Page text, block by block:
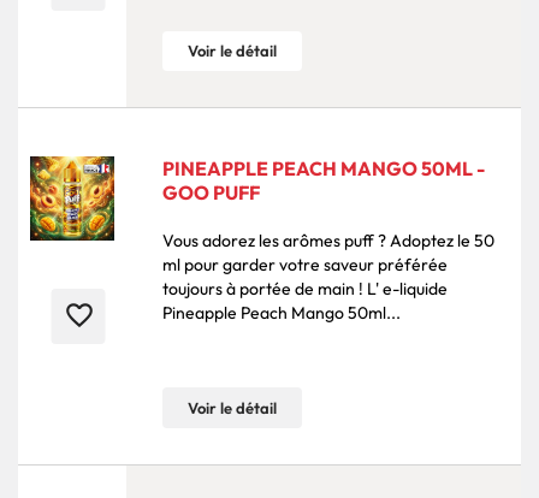
Voir le détail
favorite_border
PINEAPPLE PEACH MANGO 50ML -
GOO PUFF
Vous adorez les arômes puff ? Adoptez le 50
ml pour garder votre saveur préférée
toujours à portée de main ! L' e-liquide
Pineapple Peach Mango 50ml...
Voir le détail